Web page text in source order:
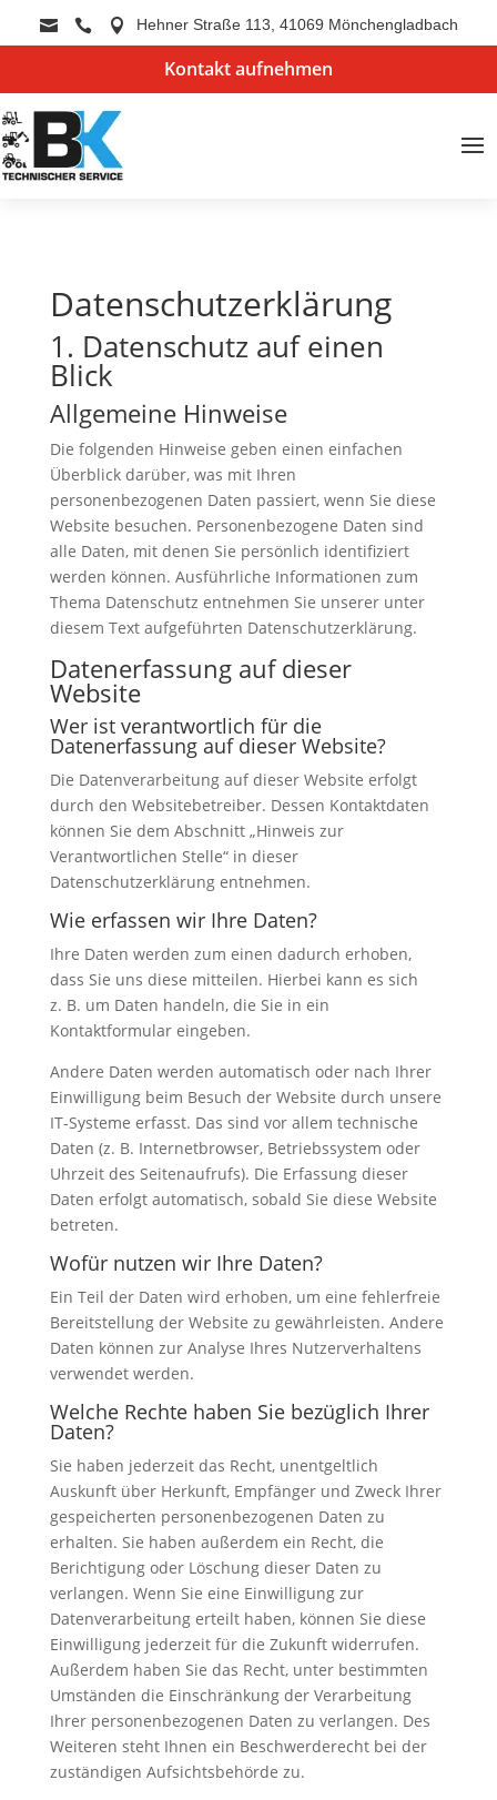
   Hehner Straße 113, 41069 Mönchengladbach
Kontakt aufnehmen
Datenschutz­erklärung
1. Datenschutz auf einen
Blick
Allgemeine Hinweise
Die folgenden Hinweise geben einen einfachen
Überblick darüber, was mit Ihren
personenbezogenen Daten passiert, wenn Sie diese
Website besuchen. Personenbezogene Daten sind
alle Daten, mit denen Sie persönlich identifiziert
werden können. Ausführliche Informationen zum
Thema Datenschutz entnehmen Sie unserer unter
diesem Text aufgeführten Datenschutzerklärung.
Datenerfassung auf dieser
Website
Wer ist verantwortlich für die
Datenerfassung auf dieser Website?
Die Datenverarbeitung auf dieser Website erfolgt
durch den Websitebetreiber. Dessen Kontaktdaten
können Sie dem Abschnitt „Hinweis zur
Verantwortlichen Stelle“ in dieser
Datenschutzerklärung entnehmen.
Wie erfassen wir Ihre Daten?
Ihre Daten werden zum einen dadurch erhoben,
dass Sie uns diese mitteilen. Hierbei kann es sich
z. B. um Daten handeln, die Sie in ein
Kontaktformular eingeben.
Andere Daten werden automatisch oder nach Ihrer
Einwilligung beim Besuch der Website durch unsere
IT-Systeme erfasst. Das sind vor allem technische
Daten (z. B. Internetbrowser, Betriebssystem oder
Uhrzeit des Seitenaufrufs). Die Erfassung dieser
Daten erfolgt automatisch, sobald Sie diese Website
betreten.
Wofür nutzen wir Ihre Daten?
Ein Teil der Daten wird erhoben, um eine fehlerfreie
Bereitstellung der Website zu gewährleisten. Andere
Daten können zur Analyse Ihres Nutzerverhaltens
verwendet werden.
Welche Rechte haben Sie bezüglich Ihrer
Daten?
Sie haben jederzeit das Recht, unentgeltlich
Auskunft über Herkunft, Empfänger und Zweck Ihrer
gespeicherten personenbezogenen Daten zu
erhalten. Sie haben außerdem ein Recht, die
Berichtigung oder Löschung dieser Daten zu
verlangen. Wenn Sie eine Einwilligung zur
Datenverarbeitung erteilt haben, können Sie diese
Einwilligung jederzeit für die Zukunft widerrufen.
Außerdem haben Sie das Recht, unter bestimmten
Umständen die Einschränkung der Verarbeitung
Ihrer personenbezogenen Daten zu verlangen. Des
Weiteren steht Ihnen ein Beschwerderecht bei der
zuständigen Aufsichtsbehörde zu.